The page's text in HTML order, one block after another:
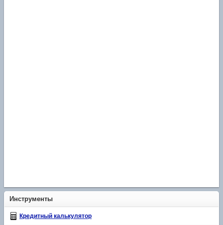
Инструменты
Кредитный калькулятор